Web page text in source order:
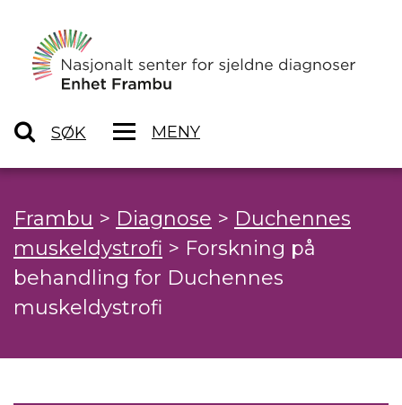
SØK MENY
Frambu > Diagnose > Duchennes
muskeldystrofi > Forskning på
behandling for Duchennes
muskeldystrofi